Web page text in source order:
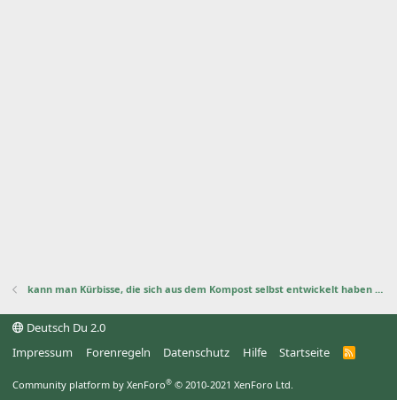
kann man Kürbisse, die sich aus dem Kompost selbst entwickelt haben essen oder sind die giftig?
Deutsch Du 2.0
Impressum
Forenregeln Datenschutz Hilfe Startseite
R
Community platform by XenForo® © 2010-2021 XenForo Ltd.